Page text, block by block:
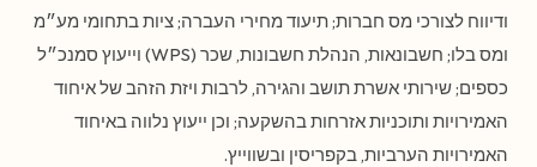
ודיווח לצורכי מס חברות; תיעוד מחירי העברה; ציות בתחומי מע״מ
ומס בלו; חשבונאות, הנהלת חשבונות, שכר (WPS) וייעוץ סמנכ״ל
כספים; שירותי אשרת תושב והגירה, לרבות ויזת הזהב של איחוד
האמירויות ותוכניות אזרחות בהשקעה; וכן ייעוץ נלווה באיחוד
האמירויות הערביות, בקפריסין ובשווייץ.